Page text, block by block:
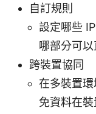
自訂規則
設定哪些
哪部分可以
跨裝置協同
在多裝置
免資料在裝